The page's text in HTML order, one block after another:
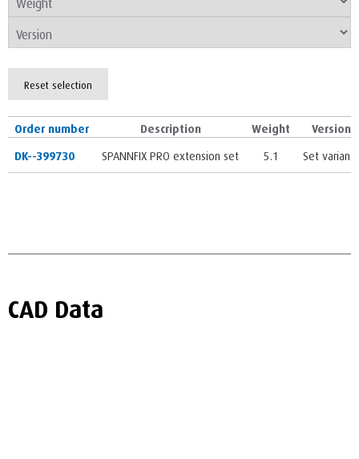
Reset selection
Order number Description Weight
Version
DK--399730
SPANNFIX PRO extension set 5.1 Set variants
CAD Data